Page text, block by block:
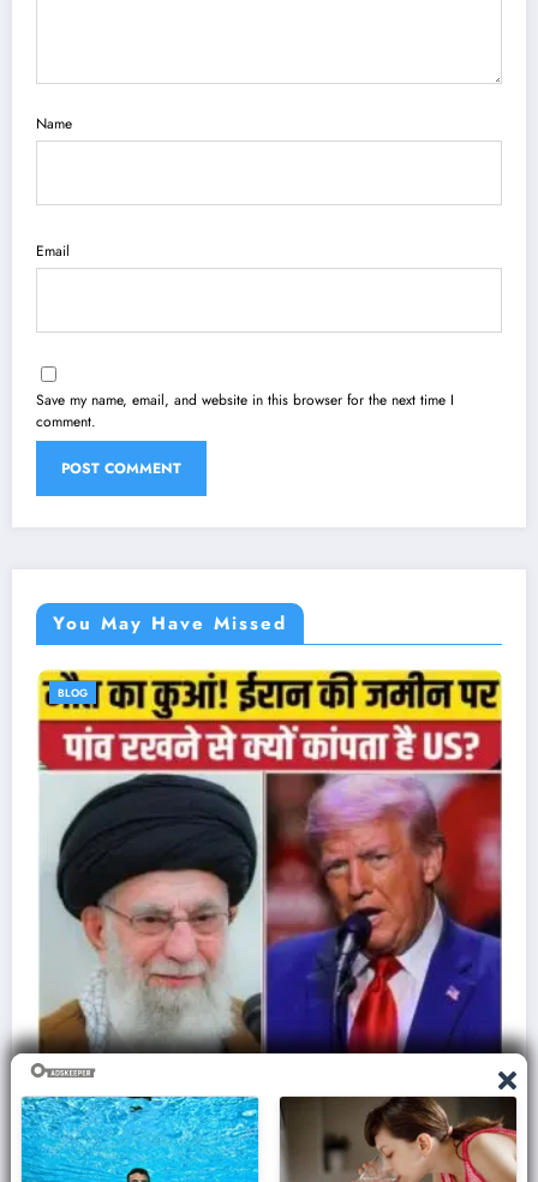
Name
Email
Save my name, email, and website in this browser for the next time I
comment.
You May Have Missed
BLOG
इज़राइल से क्यों नफ़रत करता था एडोल्फ हिटलर, ले ली